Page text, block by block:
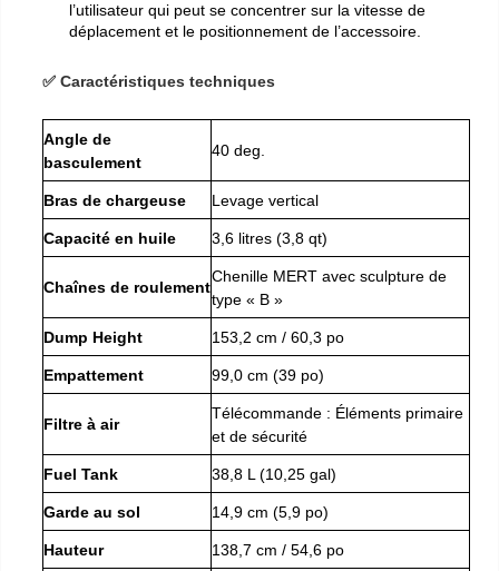
l’utilisateur qui peut se concentrer sur la vitesse de
déplacement et le positionnement de l’accessoire.
✅ Caractéristiques techniques
Angle de
basculement
40 deg.
Bras de chargeuse Levage vertical
Capacité en huile 3,6 litres (3,8 qt)
Chaînes de roulement
Chenille MERT avec sculpture de
type « B »
Dump Height 153,2 cm / 60,3 po
Empattement 99,0 cm (39 po)
Filtre à air
Télécommande : Éléments primaire
et de sécurité
Fuel Tank 38,8 L (10,25 gal)
Garde au sol 14,9 cm (5,9 po)
Hauteur 138,7 cm / 54,6 po